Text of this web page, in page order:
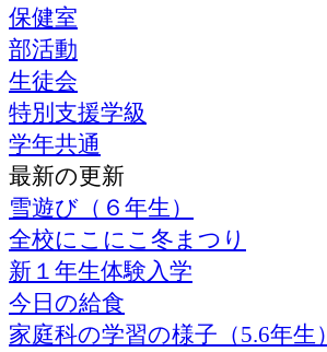
保健室
部活動
生徒会
特別支援学級
学年共通
最新の更新
雪遊び（６年生）
全校にこにこ冬まつり
新１年生体験入学
今日の給食
家庭科の学習の様子（5.6年生）